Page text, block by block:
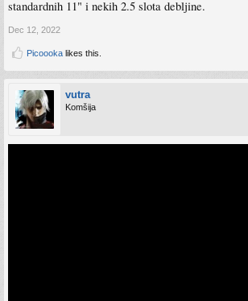
standardnih 11" i nekih 2.5 slota debljine.
Dec 12, 2022
Picoooka likes this.
vutra
Komšija